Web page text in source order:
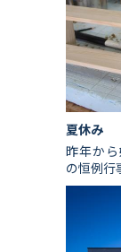
夏休み
昨年か
の恒例行